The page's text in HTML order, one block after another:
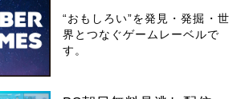
“おもしろい”を発見・発掘・世
界とつなぐゲームレーベルで
す。